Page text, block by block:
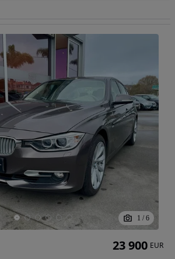
1 / 6
23 900 EUR